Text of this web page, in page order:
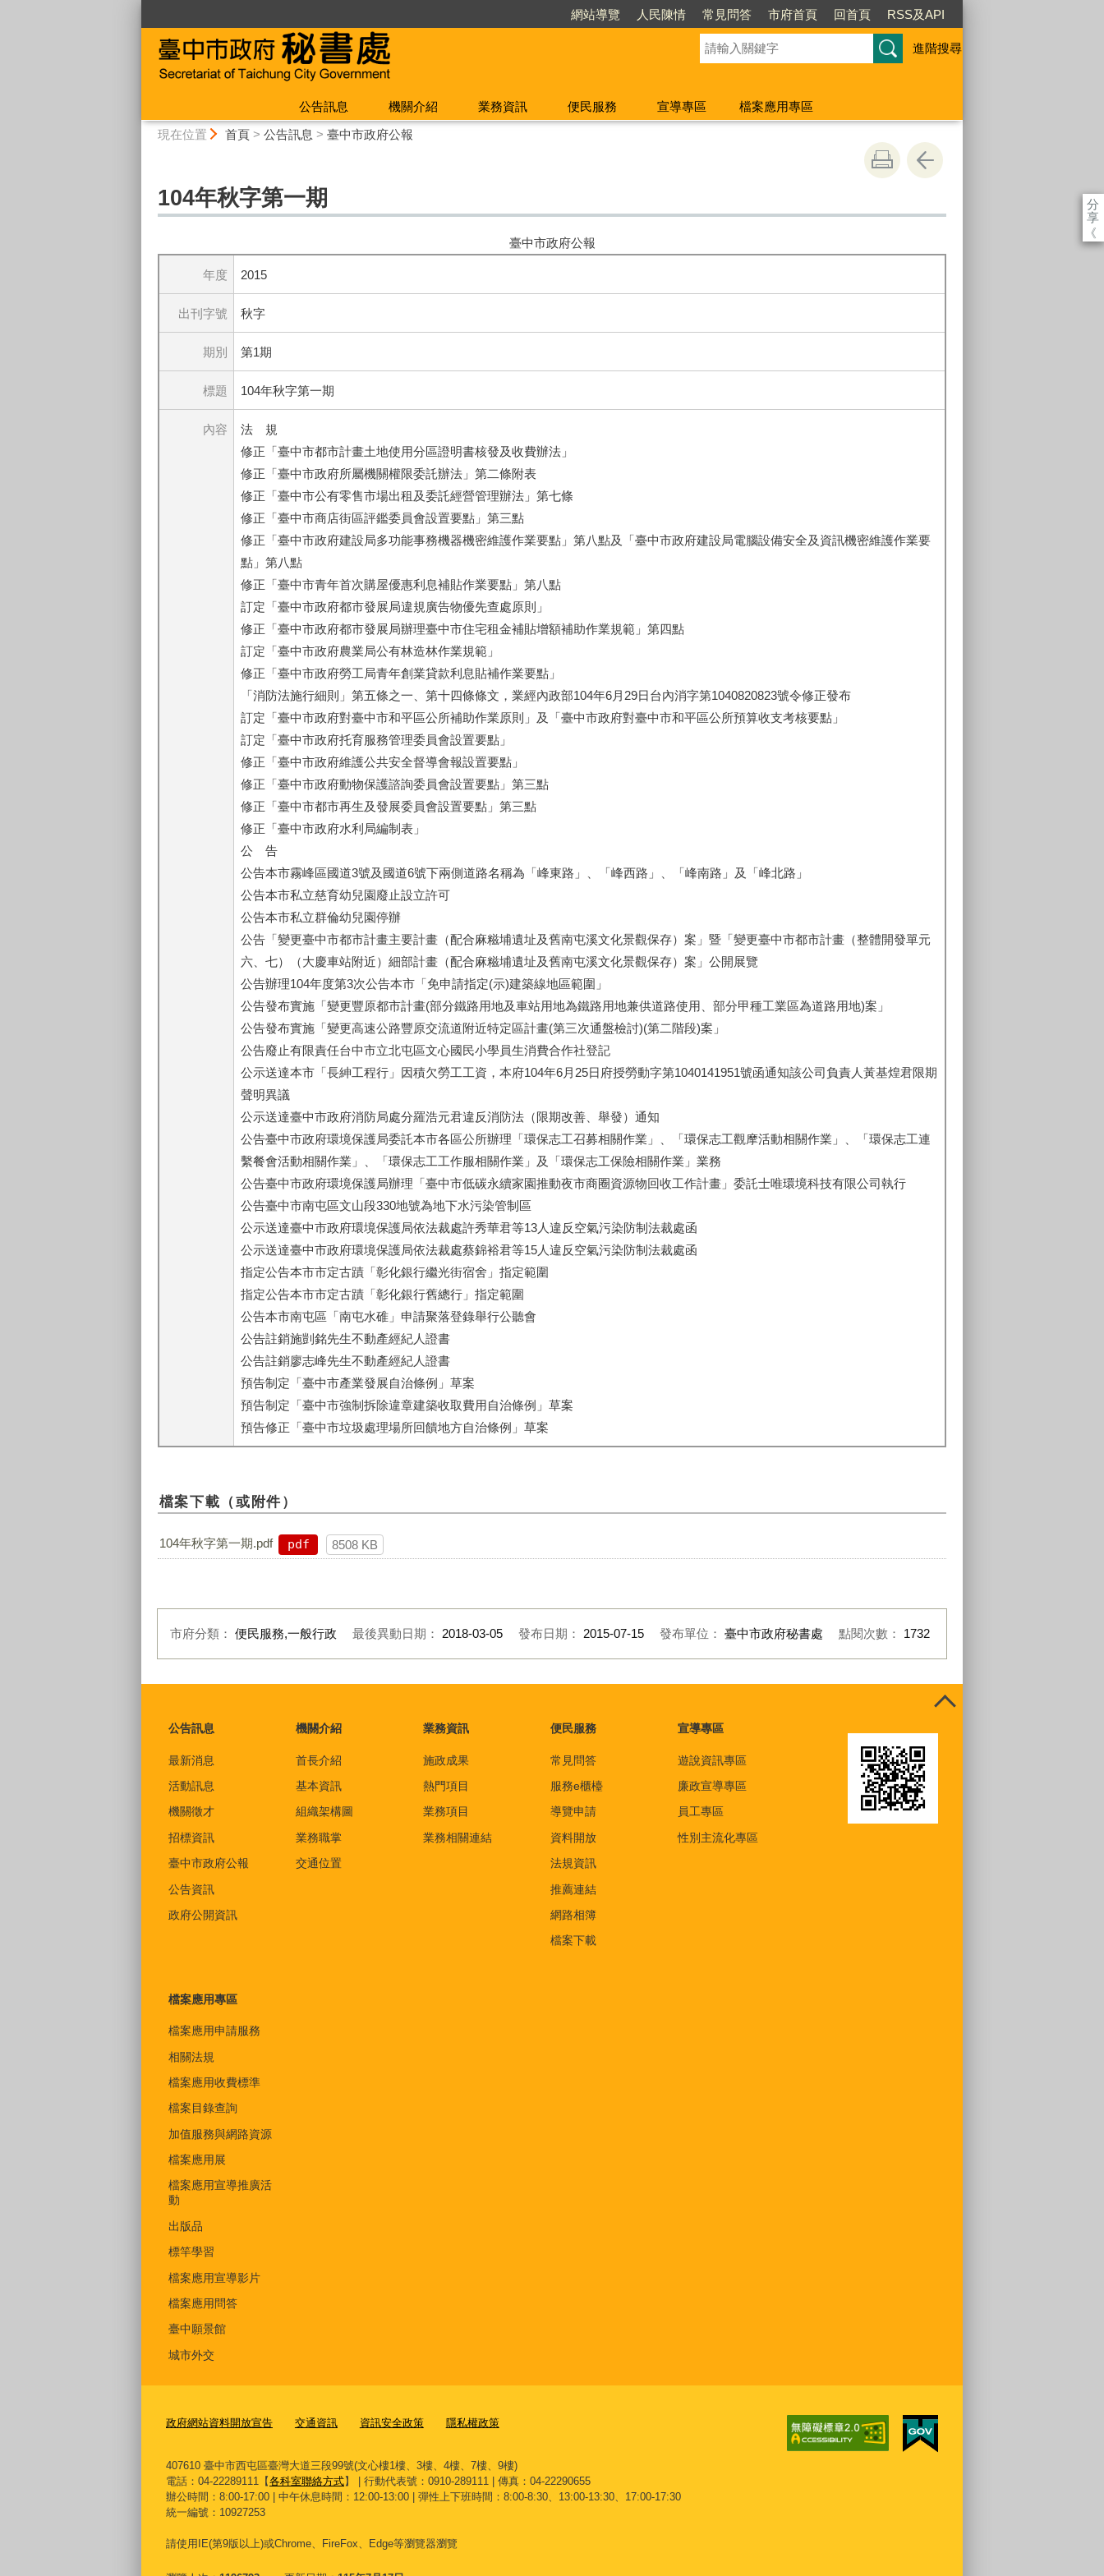
網站導覽 人民陳情 常見問答 市府首頁 回首頁 RSS及API
進階搜尋
公告訊息 機關介紹 業務資訊 便民服務 宣導專區
檔案應用專區
現在位置 首頁> 公告訊息 > 臺中市政府公報
分
享
《
104年秋字第一期
臺中市政府公報
年度 2015
出刊字號 秋字
期別 第1期
標題 104年秋字第一期
內容
法 規
修正「臺中市都市計畫土地使用分區證明書核發及收費辦法」
修正「臺中市政府所屬機關權限委託辦法」第二條附表
修正「臺中市公有零售市場出租及委託經營管理辦法」第七條
修正「臺中市商店街區評鑑委員會設置要點」第三點
修正「臺中市政府建設局多功能事務機器機密維護作業要點」第八點及「臺中市政府建設局電腦設備安全及資訊機密維護作業要
點」第八點
修正「臺中市青年首次購屋優惠利息補貼作業要點」第八點
訂定「臺中市政府都市發展局違規廣告物優先查處原則」
修正「臺中市政府都市發展局辦理臺中市住宅租金補貼增額補助作業規範」第四點
訂定「臺中市政府農業局公有林造林作業規範」
修正「臺中市政府勞工局青年創業貸款利息貼補作業要點」
「消防法施行細則」第五條之一、第十四條條文，業經內政部104年6月29日台內消字第1040820823號令修正發布
訂定「臺中市政府對臺中市和平區公所補助作業原則」及「臺中市政府對臺中市和平區公所預算收支考核要點」
訂定「臺中市政府托育服務管理委員會設置要點」
修正「臺中市政府維護公共安全督導會報設置要點」
修正「臺中市政府動物保護諮詢委員會設置要點」第三點
修正「臺中市都市再生及發展委員會設置要點」第三點
修正「臺中市政府水利局編制表」
公 告
公告本市霧峰區國道3號及國道6號下兩側道路名稱為「峰東路」、「峰西路」、「峰南路」及「峰北路」
公告本市私立慈育幼兒園廢止設立許可
公告本市私立群倫幼兒園停辦
公告「變更臺中市都市計畫主要計畫（配合麻糍埔遺址及舊南屯溪文化景觀保存）案」暨「變更臺中市都市計畫（整體開發單元
六、七）（大慶車站附近）細部計畫（配合麻糍埔遺址及舊南屯溪文化景觀保存）案」公開展覽
公告辦理104年度第3次公告本市「免申請指定(示)建築線地區範圍」
公告發布實施「變更豐原都市計畫(部分鐵路用地及車站用地為鐵路用地兼供道路使用、部分甲種工業區為道路用地)案」
公告發布實施「變更高速公路豐原交流道附近特定區計畫(第三次通盤檢討)(第二階段)案」
公告廢止有限責任台中市立北屯區文心國民小學員生消費合作社登記
公示送達本市「長紳工程行」因積欠勞工工資，本府104年6月25日府授勞動字第1040141951號函通知該公司負責人黃基煌君限期
聲明異議
公示送達臺中市政府消防局處分羅浩元君違反消防法（限期改善、舉發）通知
公告臺中市政府環境保護局委託本市各區公所辦理「環保志工召募相關作業」、「環保志工觀摩活動相關作業」、「環保志工連
繫餐會活動相關作業」、「環保志工工作服相關作業」及「環保志工保險相關作業」業務
公告臺中市政府環境保護局辦理「臺中市低碳永續家園推動夜市商圈資源物回收工作計畫」委託士唯環境科技有限公司執行
公告臺中市南屯區文山段330地號為地下水污染管制區
公示送達臺中市政府環境保護局依法裁處許秀華君等13人違反空氣污染防制法裁處函
公示送達臺中市政府環境保護局依法裁處蔡錦裕君等15人違反空氣污染防制法裁處函
指定公告本市市定古蹟「彰化銀行繼光街宿舍」指定範圍
指定公告本市市定古蹟「彰化銀行舊總行」指定範圍
公告本市南屯區「南屯水碓」申請聚落登錄舉行公聽會
公告註銷施剴銘先生不動產經紀人證書
公告註銷廖志峰先生不動產經紀人證書
預告制定「臺中市產業發展自治條例」草案
預告制定「臺中市強制拆除違章建築收取費用自治條例」草案
預告修正「臺中市垃圾處理場所回饋地方自治條例」草案
檔案下載（或附件）
104年秋字第一期.pdf pdf 8508 KB
市府分類： 便民服務,一般行政 最後異動日期： 2018-03-05 發布日期： 2015-07-15 發布單位： 臺中市政府秘書處 點閱次數： 1732
公告訊息
最新消息
活動訊息
機關徵才
招標資訊
臺中市政府公報
公告資訊
政府公開資訊
機關介紹
首長介紹
基本資訊
組織架構圖
業務職掌
交通位置
業務資訊
施政成果
熱門項目
業務項目
業務相關連結
便民服務
常見問答
服務e櫃檯
導覽申請
資料開放
法規資訊
推薦連結
網路相簿
檔案下載
宣導專區
遊說資訊專區
廉政宣導專區
員工專區
性別主流化專區
檔案應用專區
檔案應用申請服務
相關法規
檔案應用收費標準
檔案目錄查詢
加值服務與網路資源
檔案應用展
檔案應用宣導推廣活
動
出版品
標竿學習
檔案應用宣導影片
檔案應用問答
臺中願景館
城市外交
政府網站資料開放宣告 交通資訊 資訊安全政策 隱私權政策
407610 臺中市西屯區臺灣大道三段99號(文心樓1樓、3樓、4樓、7樓、9樓)
電話：04-22289111【各科室聯絡方式】 | 行動代表號：0910-289111 | 傳真：04-22290655
辦公時間：8:00-17:00 | 中午休息時間：12:00-13:00 | 彈性上下班時間：8:00-8:30、13:00-13:30、17:00-17:30
統一編號：10927253
請使用 IE(第9版以上)或Chrome、 FireFox、 Edge等瀏覽器瀏覽